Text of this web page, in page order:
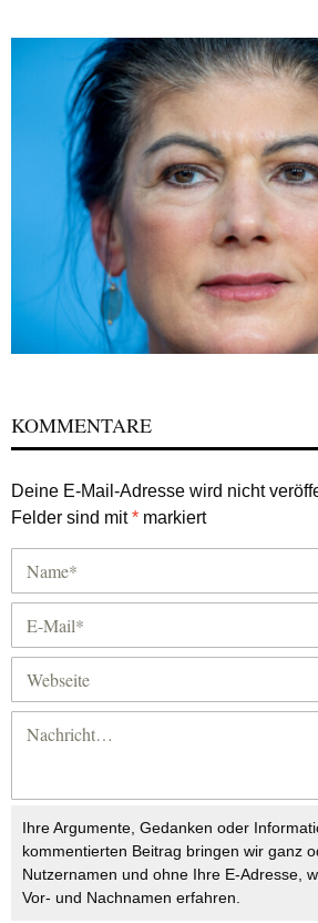
KOMMENTARE
Deine E-Mail-Adresse wird nicht
Felder sind mit* markiert
Ihre Argumente, Gedanken oder
kommentierten Beitrag bringen wir ganz
Nutzernamen und ohne Ihre E-Adresse,
Vor- und Nachnamen erfahren.